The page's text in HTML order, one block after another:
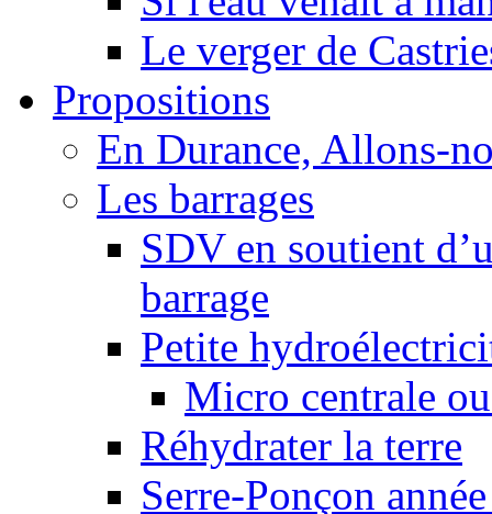
Le verger de
Propositions
En Durance, Allons-
Les barrages
SDV en soutient
barrage
Petite
Micro centrale
Réhydrater la terre
Serre-Ponçon